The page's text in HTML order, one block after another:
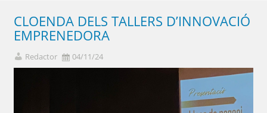
CLOENDA DELS TALLERS D’INNOVACIÓ
EMPRENEDORA
Redactor 04/11/24